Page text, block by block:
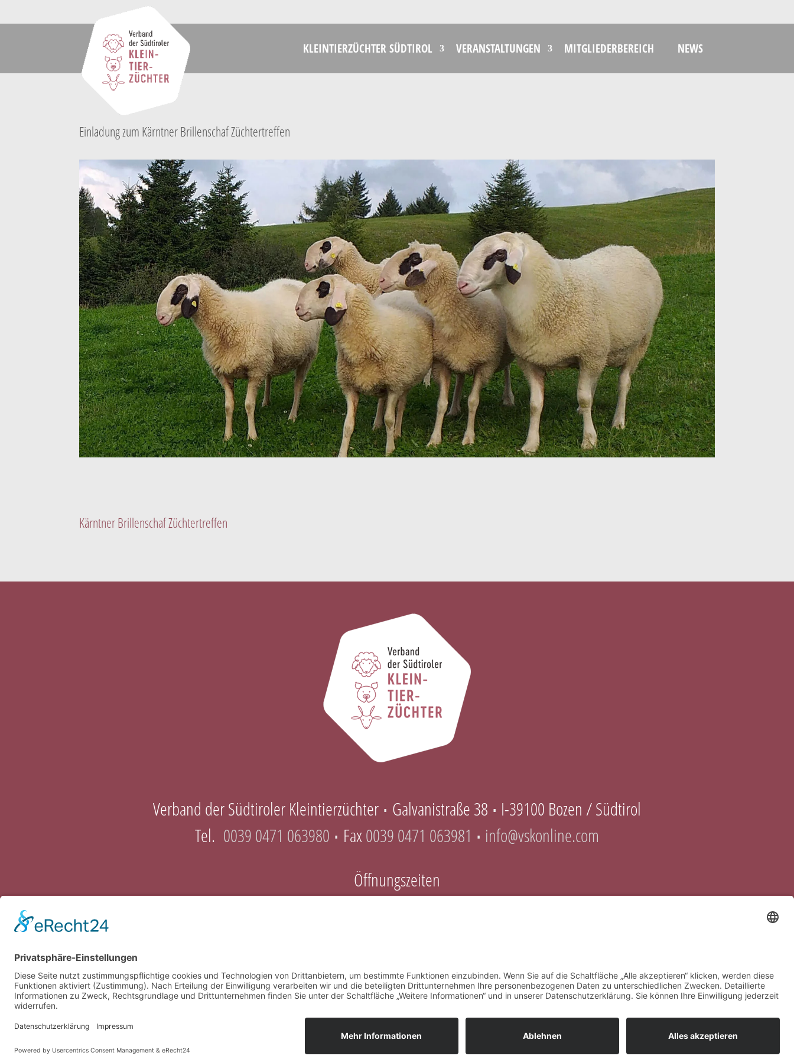
KLEINTIERZÜCHTER SÜDTIROL VERANSTALTUNGEN MITGLIEDERBEREICH NEWS
Einladung zum Kärntner Brillenschaf Züchtertreffen
Kärntner Brillenschaf Züchtertreffen
Verband der Südtiroler Kleintierzüchter ∎ Galvanistraße 38 ∎
I-39100 Bozen / Südtirol
Tel. 0039 0471 063980 ∎ Fax0039 0471 063981 ∎
info@vskonline.com
Öffnungszeiten
© Kleintierzüchter Südtirol